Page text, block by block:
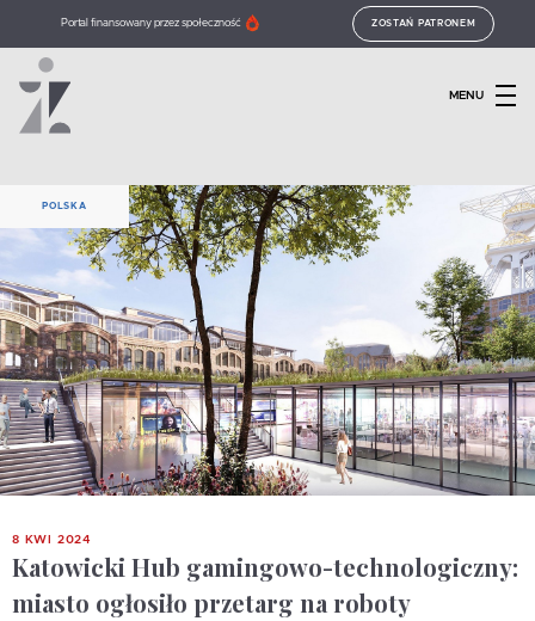
Portal finansowany przez społeczność ZOSTAŃ PATRONEM
MENU
POLSKA
8 KWI 2024
Katowicki Hub gamingowo-technologiczny:
miasto ogłosiło przetarg na roboty